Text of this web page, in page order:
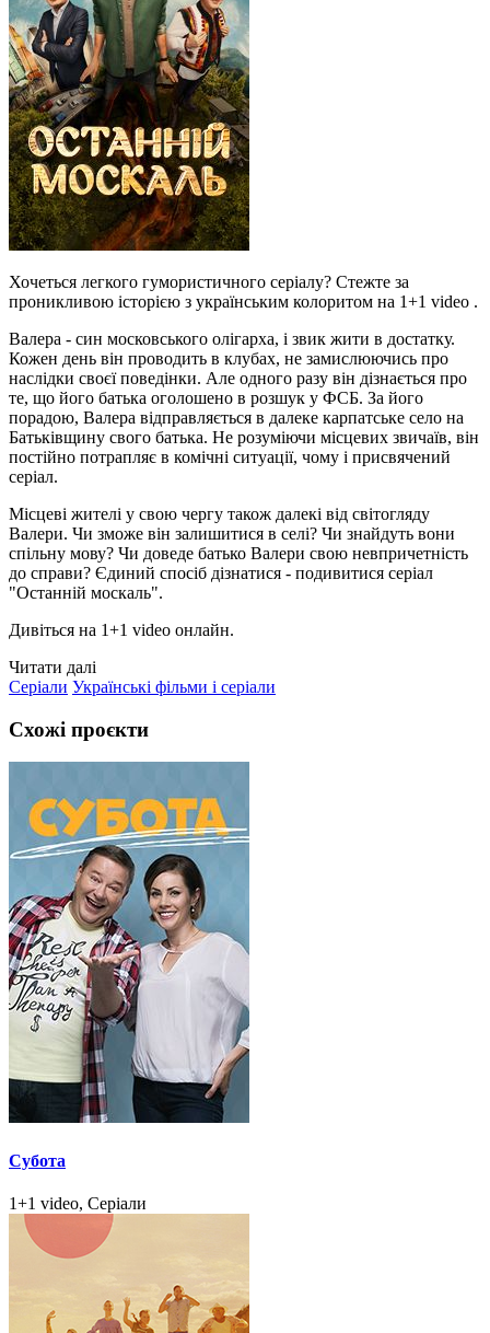
Хочеться легкого гумористичного серіалу? Стежте за
проникливою історією з українським колоритом на 1+1 video .
Валера - син московського олігарха, і звик жити в достатку.
Кожен день він проводить в клубах, не замислюючись про
наслідки своєї поведінки. Але одного разу він дізнається про
те, що його батька оголошено в розшук у ФСБ. За його
порадою, Валера відправляється в далеке карпатське село на
Батьківщину свого батька. Не розуміючи місцевих звичаїв, він
постійно потрапляє в комічні ситуації, чому і присвячений
серіал.
Місцеві жителі у свою чергу також далекі від світогляду
Валери. Чи зможе він залишитися в селі? Чи знайдуть вони
спільну мову? Чи доведе батько Валери свою невпричетність
до справи? Єдиний спосіб дізнатися - подивитися серіал
"Останній москаль".
Дивіться на 1+1 video онлайн.
Читати далі
Серіали Українські фільми і серіали
Схожі проєкти
Субота
1+1 video, Серіали